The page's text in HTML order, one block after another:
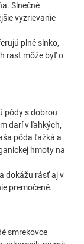
Slnečné
vyzrievanie
plné slnko,
rast môže byť o
pôdy s dobrou
darí v ľahkých,
pôda ťažká a
hmoty na
dokážu rásť aj v
premočené.
smrekovce